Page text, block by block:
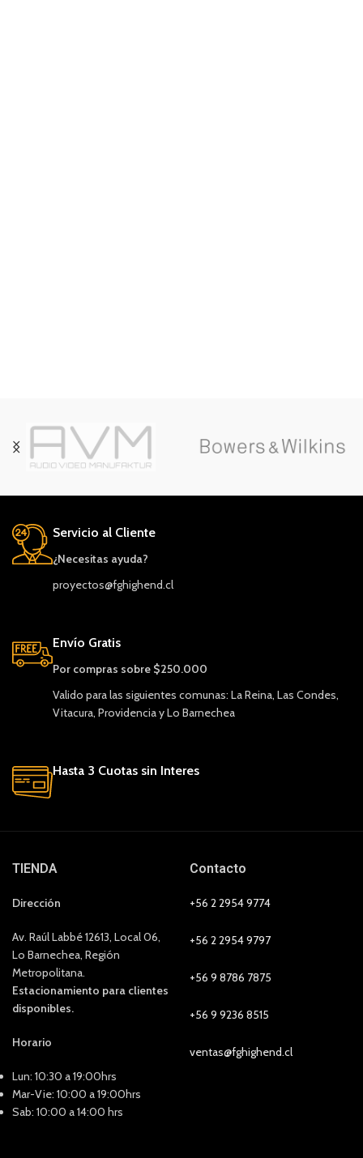
Servicio al Cliente
¿Necesitas ayuda?
proyectos@fghighend.cl
Envío Gratis
Por compras sobre $250.000
Valido para las siguientes comunas: La Reina, Las Condes,
Vitacura, Providencia y Lo Barnechea
Hasta 3 Cuotas sin Interes
TIENDA
Dirección
Av. Raúl Labbé 12613, Local 06,
Lo Barnechea, Región
Metropolitana.
Estacionamiento para clientes
disponibles.
Horario
Lun: 10:30 a 19:00hrs
Mar-Vie: 10:00 a 19:00hrs
Sab: 10:00 a 14:00 hrs
Contacto
+56 2 2954 9774
+56 2 2954 9797
+56 9 8786 7875
+56 9 9236 8515
ventas@fghighend.cl